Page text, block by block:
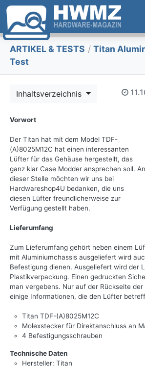
ARTIKEL & TESTS / Titan
Test
Inhaltsverzeichnis
Vorwort
Der Titan hat mit dem Model TDF-
(A)8025M12C hat einen interessanten
Lüfter für das Gehäuse hergestellt, das
ganz klar Case Modder ansprechen soll. An
dieser Stelle möchten wir uns bei
Hardwareshop4U bedanken, die uns
diesen Lüfter freundlicherweise zur
Verfügung gestellt haben.
Lieferumfang
Zum Lieferumfang gehört neben einem
mit Aluminiumchassis ausgeliefert wird
Befestigung dienen. Ausgeliefert wird der
Plastikverpackung. Einen gedruckten
man vergebens. Nur auf der Rückseite
einige Informationen, die den Lüfter
Titan TDF-(A)8025M12C
Molexstecker für Direktanschluss an
4 Befestigungsschrauben
Technische Daten
Hersteller: Titan